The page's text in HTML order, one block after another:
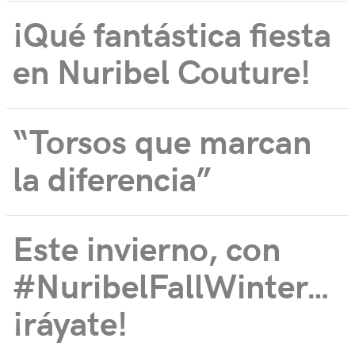
¡Qué fantástica fiesta
en Nuribel Couture!
“Torsos que marcan
la diferencia”
Este invierno, con
#NuribelFallWinter…
¡ráyate!